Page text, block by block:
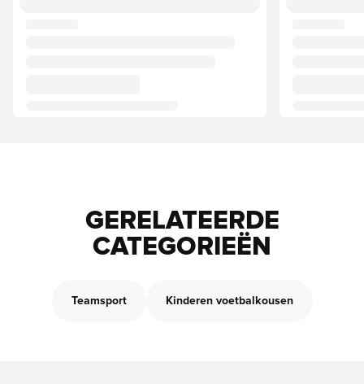
GERELATEERDE
CATEGORIEËN
Teamsport Kinderen voetbalkousen